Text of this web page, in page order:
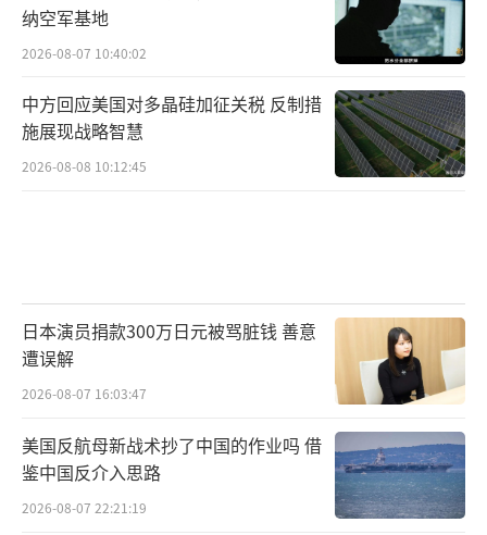
纳空军基地
2026-08-07 10:40:02
中方回应美国对多晶硅加征关税 反制措
施展现战略智慧
2026-08-08 10:12:45
日本演员捐款300万日元被骂脏钱 善意
遭误解
2026-08-07 16:03:47
美国反航母新战术抄了中国的作业吗 借
鉴中国反介入思路
2026-08-07 22:21:19